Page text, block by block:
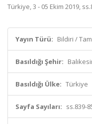
Türkiye, 3 - 05 Ekim 2019,
Yayın Türü: Bildiri /
Basıldığı Şehir:
Basıldığı Ülke: Türkiye
Sayfa Sayıları: ss.839-